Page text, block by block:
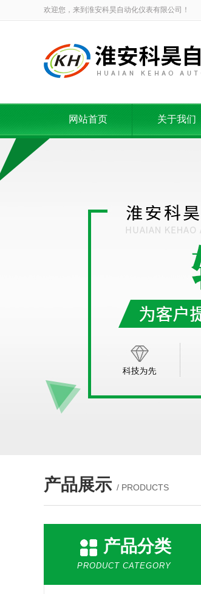
欢迎您，来到淮安科昊自动化仪表有限公司！
网站首页 关于我们
产品展示 / PRODUCTS
产品分类
PRODUCT CATEGORY